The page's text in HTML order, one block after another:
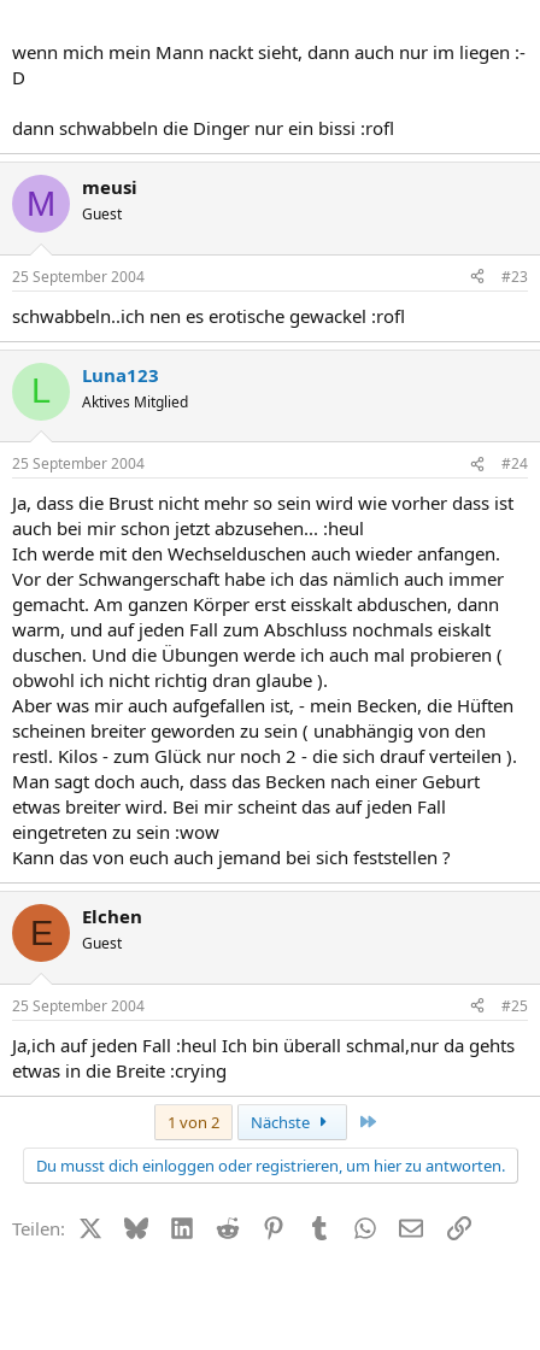
😛
wenn mich mein Mann nackt sieht, dann auch nur im liegen :-
D
dann schwabbeln die Dinger nur ein bissi :rofl
M meusi
Guest
25 September 2004 #23
schwabbeln..ich nen es erotische gewackel :rofl
L Luna123
Aktives Mitglied
25 September 2004 #24
Ja, dass die Brust nicht mehr so sein wird wie vorher dass ist
auch bei mir schon jetzt abzusehen... :heul
Ich werde mit den Wechselduschen auch wieder anfangen.
Vor der Schwangerschaft habe ich das nämlich auch immer
gemacht. Am ganzen Körper erst eisskalt abduschen, dann
warm, und auf jeden Fall zum Abschluss nochmals eiskalt
duschen. Und die Übungen werde ich auch mal probieren (
obwohl ich nicht richtig dran glaube ).
Aber was mir auch aufgefallen ist, - mein Becken, die Hüften
scheinen breiter geworden zu sein ( unabhängig von den
restl. Kilos - zum Glück nur noch 2 - die sich drauf verteilen ).
Man sagt doch auch, dass das Becken nach einer Geburt
etwas breiter wird. Bei mir scheint das auf jeden Fall
eingetreten zu sein :wow
Kann das von euch auch jemand bei sich feststellen ?
E Elchen
Guest
25 September 2004 #25
Ja,ich auf jeden Fall :heul Ich bin überall schmal,nur da gehts
etwas in die Breite :crying
1 von 2 Nächste
Du musst dich einloggen oder registrieren, um hier zu antworten.
Teilen: X (Twitter)
BlueskyLinkedIn
Reddit PinterestTumblr WhatsApp
E-MailLink